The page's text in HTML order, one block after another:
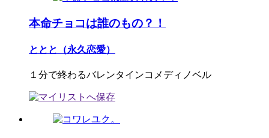
本命チョコは誰のもの？！
ととと（永久恋愛）
１分で終わるバレンタインコメディノベル